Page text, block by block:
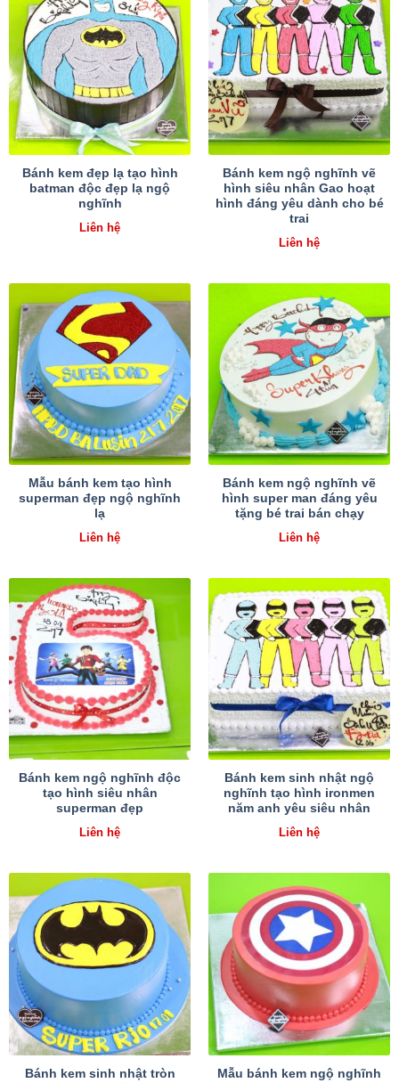
Bánh kem đẹp lạ tạo hình
batman độc đẹp lạ ngộ
nghĩnh
Liên hệ
Bánh kem ngộ nghĩnh vẽ
hình siêu nhân Gao hoạt
hình đáng yêu dành cho bé
trai
Liên hệ
Mẫu bánh kem tạo hình
superman đẹp ngộ nghĩnh
lạ
Liên hệ
Bánh kem ngộ nghĩnh vẽ
hình super man đáng yêu
tặng bé trai bán chạy
Liên hệ
Bánh kem ngộ nghĩnh độc
tạo hình siêu nhân
superman đẹp
Liên hệ
Bánh kem sinh nhật ngộ
nghĩnh tạo hình ironmen
năm anh yêu siêu nhân
Liên hệ
Bánh kem sinh nhật tròn
Mẫu bánh kem ngộ nghĩnh